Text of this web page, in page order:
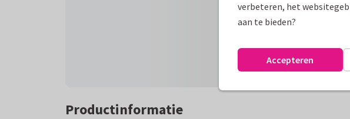
Productinformatie
verbeteren, het
aan te bieden?
Accepteren